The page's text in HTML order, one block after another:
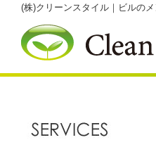
(株)クリーンスタイル｜ビルの